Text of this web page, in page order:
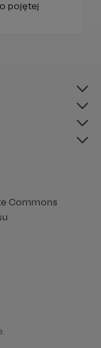
pojętej
Commons